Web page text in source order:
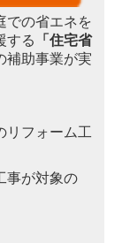
での省エネを
する
「住宅省
補助事業が実
リフォーム工
事が対象の